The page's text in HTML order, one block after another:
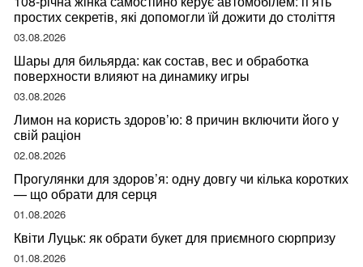
простих секретів, які допомогли їй дожити до століття
03.08.2026
Шары для бильярда: как состав, вес и обработка
поверхности влияют на динамику игры
03.08.2026
Лимон на користь здоров’ю: 8 причин включити його у
свій раціон
02.08.2026
Прогулянки для здоров’я: одну довгу чи кілька коротких
— що обрати для серця
01.08.2026
Квіти Луцьк: як обрати букет для приємного сюрпризу
01.08.2026